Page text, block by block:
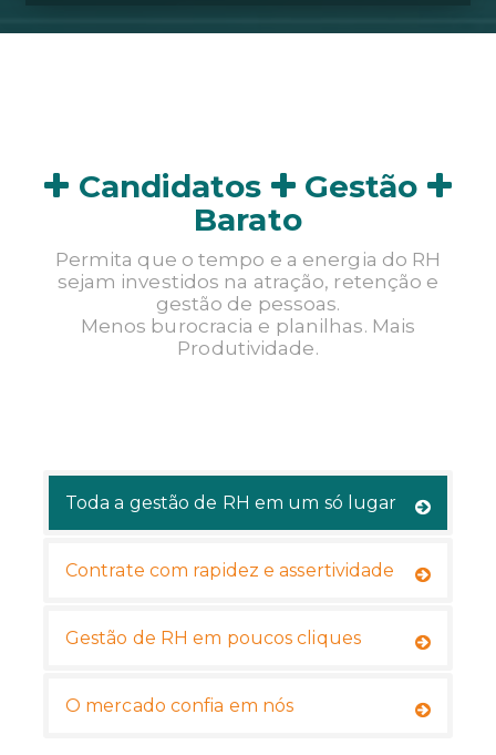
TENHO INTERESSE
Candidatos
Gestão
Barato
Permita que o tempo e a energia do RH
sejam investidos na atração, retenção e
gestão de pessoas.
Menos burocracia e planilhas. Mais
Produtividade.
Toda a gestão de RH em um só lugar
Contrate com rapidez e assertividade
Gestão de RH em poucos cliques
O mercado confia em nós